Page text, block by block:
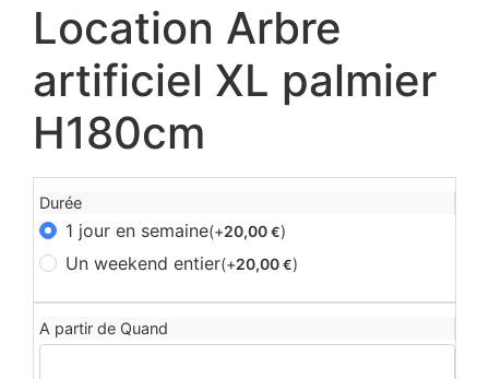
Location Arbre
artificiel XL palmier
H180cm
Durée
1 jour en semaine(+20,00 €)
Un weekend entier(+20,00 €)
A partir de Quand